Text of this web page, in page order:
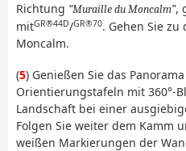
Richtung Muraille du Moncalm ,
mitGR®44D/GR®70. Gehen Sie
Moncalm.
(5) Genießen Sie das
Orientierungstafeln mit 360°-
Landschaft bei einer
Folgen Sie weiter dem Kamm
weißen Markierungen der